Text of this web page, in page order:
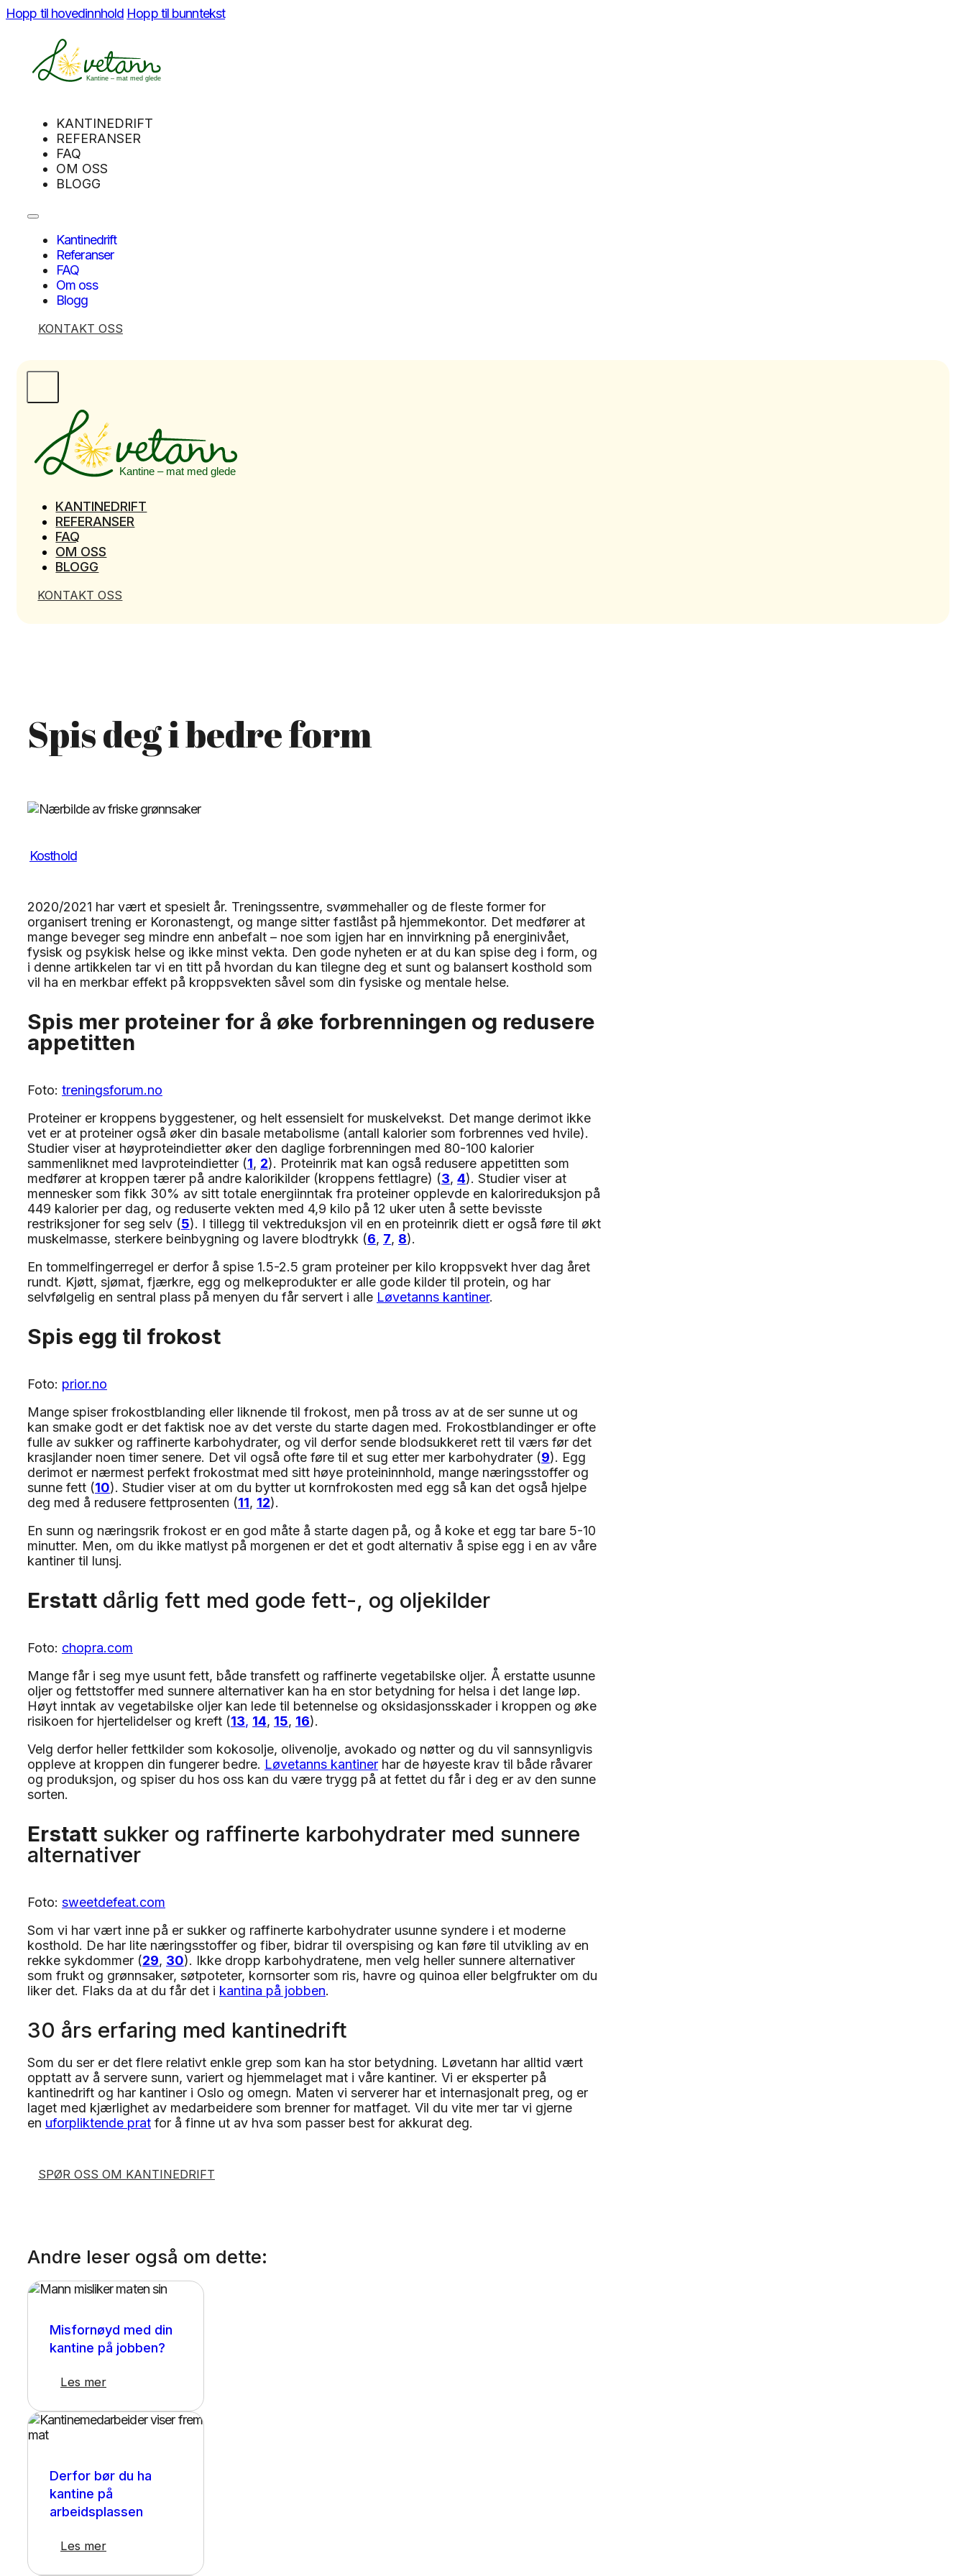
Hopp til hovedinnhold Hopp til bunntekst
KANTINEDRIFT
REFERANSER
FAQ
OM OSS
BLOGG
Kantinedrift
Referanser
FAQ
Om oss
Blogg
KONTAKT OSS
KANTINEDRIFT
REFERANSER
FAQ
OM OSS
BLOGG
KONTAKT OSS
Spis deg i bedre form
Kosthold
2020/2021 har vært et spesielt år. Treningssentre, svømmehaller og de fleste former for
organisert trening er Koronastengt, og mange sitter fastlåst på hjemmekontor. Det medfører at
mange beveger seg mindre enn anbefalt – noe som igjen har en innvirkning på energinivået,
fysisk og psykisk helse og ikke minst vekta. Den gode nyheten er at du kan spise deg i form, og
i denne artikkelen tar vi en titt på hvordan du kan tilegne deg et sunt og balansert kosthold som
vil ha en merkbar effekt på kroppsvekten såvel som din fysiske og mentale helse.
Spis mer proteiner for å øke forbrenningen og redusere
appetitten
Foto: treningsforum.no
Proteiner er kroppens byggestener, og helt essensielt for muskelvekst. Det mange derimot ikke
vet er at proteiner også øker din basale metabolisme (antall kalorier som forbrennes ved hvile).
Studier viser at høyproteindietter øker den daglige forbrenningen med 80-100 kalorier
sammenliknet med lavproteindietter (1, 2). Proteinrik mat kan også redusere appetitten som
medfører at kroppen tærer på andre kalorikilder (kroppens fettlagre) (3, 4). Studier viser at
mennesker som fikk 30% av sitt totale energiinntak fra proteiner opplevde en kalorireduksjon på
449 kalorier per dag, og reduserte vekten med 4,9 kilo på 12 uker uten å sette bevisste
restriksjoner for seg selv (5). I tillegg til vektreduksjon vil en en proteinrik diett er også føre til økt
muskelmasse, sterkere beinbygning og lavere blodtrykk (6, 7, 8).
En tommelfingerregel er derfor å spise 1.5-2.5 gram proteiner per kilo kroppsvekt hver dag året
rundt. Kjøtt, sjømat, fjærkre, egg og melkeprodukter er alle gode kilder til protein, og har
selvfølgelig en sentral plass på menyen du får servert i alle Løvetanns kantiner.
Spis egg til frokost
Foto: prior.no
Mange spiser frokostblanding eller liknende til frokost, men på tross av at de ser sunne ut og
kan smake godt er det faktisk noe av det verste du starte dagen med. Frokostblandinger er ofte
fulle av sukker og raffinerte karbohydrater, og vil derfor sende blodsukkeret rett til værs før det
krasjlander noen timer senere. Det vil også ofte føre til et sug etter mer karbohydrater (9). Egg
derimot er nærmest perfekt frokostmat med sitt høye proteininnhold, mange næringsstoffer og
sunne fett (10). Studier viser at om du bytter ut kornfrokosten med egg så kan det også hjelpe
deg med å redusere fettprosenten (11, 12).
En sunn og næringsrik frokost er en god måte å starte dagen på, og å koke et egg tar bare 5-10
minutter. Men, om du ikke matlyst på morgenen er det et godt alternativ å spise egg i en av våre
kantiner til lunsj.
Erstatt dårlig fett med gode fett-, og oljekilder
Foto: chopra.com
Mange får i seg mye usunt fett, både transfett og raffinerte vegetabilske oljer. Å erstatte usunne
oljer og fettstoffer med sunnere alternativer kan ha en stor betydning for helsa i det lange løp.
Høyt inntak av vegetabilske oljer kan lede til betennelse og oksidasjonsskader i kroppen og øke
risikoen for hjertelidelser og kreft (13, 14, 15, 16).
Velg derfor heller fettkilder som kokosolje, olivenolje, avokado og nøtter og du vil sannsynligvis
oppleve at kroppen din fungerer bedre. Løvetanns kantiner har de høyeste krav til både råvarer
og produksjon, og spiser du hos oss kan du være trygg på at fettet du får i deg er av den sunne
sorten.
Erstatt sukker og raffinerte karbohydrater med sunnere
alternativer
Foto: sweetdefeat.com
Som vi har vært inne på er sukker og raffinerte karbohydrater usunne syndere i et moderne
kosthold. De har lite næringsstoffer og fiber, bidrar til overspising og kan føre til utvikling av en
rekke sykdommer (29, 30). Ikke dropp karbohydratene, men velg heller sunnere alternativer
som frukt og grønnsaker, søtpoteter, kornsorter som ris, havre og quinoa eller belgfrukter om du
liker det. Flaks da at du får det i kantina på jobben.
30 års erfaring med kantinedrift
Som du ser er det flere relativt enkle grep som kan ha stor betydning. Løvetann har alltid vært
opptatt av å servere sunn, variert og hjemmelaget mat i våre kantiner. Vi er eksperter på
kantinedrift og har kantiner i Oslo og omegn. Maten vi serverer har et internasjonalt preg, og er
laget med kjærlighet av medarbeidere som brenner for matfaget. Vil du vite mer tar vi gjerne
en uforpliktende prat for å finne ut av hva som passer best for akkurat deg.
SPØR OSS OM KANTINEDRIFT
Andre leser også om dette:
Misfornøyd med din
kantine på jobben?
Les mer
Derfor bør du ha
kantine på
arbeidsplassen
Les mer